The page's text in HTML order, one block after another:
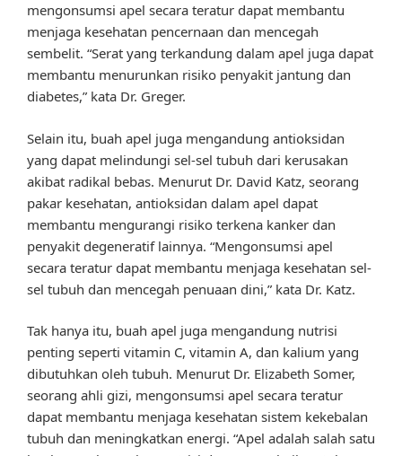
mengonsumsi apel secara teratur dapat membantu
menjaga kesehatan pencernaan dan mencegah
sembelit. “Serat yang terkandung dalam apel juga dapat
membantu menurunkan risiko penyakit jantung dan
diabetes,” kata Dr. Greger.
Selain itu, buah apel juga mengandung antioksidan
yang dapat melindungi sel-sel tubuh dari kerusakan
akibat radikal bebas. Menurut Dr. David Katz, seorang
pakar kesehatan, antioksidan dalam apel dapat
membantu mengurangi risiko terkena kanker dan
penyakit degeneratif lainnya. “Mengonsumsi apel
secara teratur dapat membantu menjaga kesehatan sel-
sel tubuh dan mencegah penuaan dini,” kata Dr. Katz.
Tak hanya itu, buah apel juga mengandung nutrisi
penting seperti vitamin C, vitamin A, dan kalium yang
dibutuhkan oleh tubuh. Menurut Dr. Elizabeth Somer,
seorang ahli gizi, mengonsumsi apel secara teratur
dapat membantu menjaga kesehatan sistem kekebalan
tubuh dan meningkatkan energi. “Apel adalah salah satu